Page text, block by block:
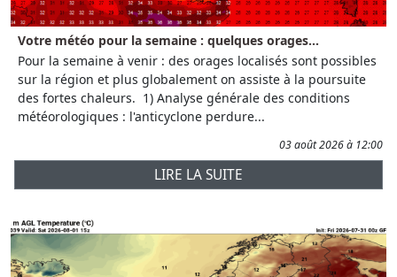
Votre météo pour la semaine : quelques orages...
Pour la semaine à venir : des orages localisés sont possibles
sur la région et plus globalement on assiste à la poursuite
des fortes chaleurs. 1) Analyse générale des conditions
météorologiques : l'anticyclone perdure...
03 août 2026 à 12:00
LIRE LA SUITE